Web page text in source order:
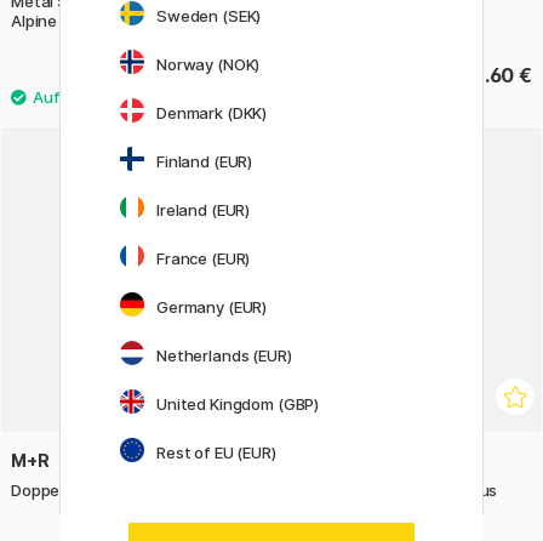
Alpine Frost
289 € 2.60 €
M+R
Doppelanspitzer Elliptic Swing
Single Wedge Anspitzer aus
Sweden (SEK)
Norway (NOK)
Denmark (DKK)
Finland (EUR)
Ireland (EUR)
France (EUR)
Germany (EUR)
Netherlands (EUR)
United Kingdom (GBP)
Rest of EU (EUR)